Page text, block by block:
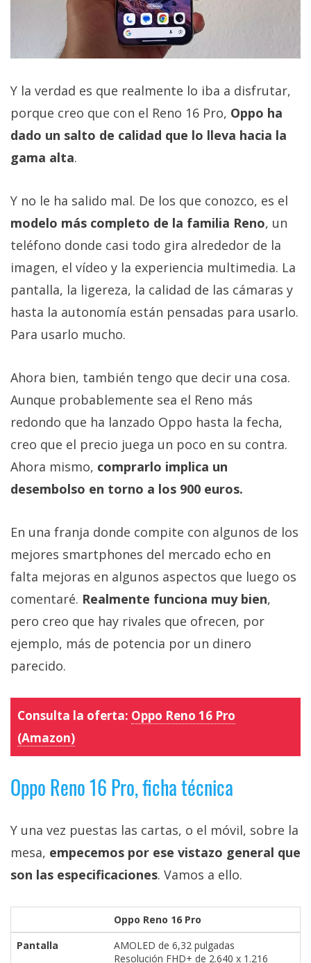
Y la verdad es que realmente lo iba a disfrutar,
porque creo que con el Reno 16 Pro, Oppo ha
dado un salto de calidad que lo lleva hacia la
gama alta.
Y no le ha salido mal. De los que conozco, es el
modelo más completo de la familia Reno, un
teléfono donde casi todo gira alrededor de la
imagen, el vídeo y la experiencia multimedia. La
pantalla, la ligereza, la calidad de las cámaras y
hasta la autonomía están pensadas para usarlo.
Para usarlo mucho.
Ahora bien, también tengo que decir una cosa.
Aunque probablemente sea el Reno más
redondo que ha lanzado Oppo hasta la fecha,
creo que el precio juega un poco en su contra.
Ahora mismo, comprarlo implica un
desembolso en torno a los 900 euros.
En una franja donde compite con algunos de los
mejores smartphones del mercado echo en
falta mejoras en algunos aspectos que luego os
comentaré. Realmente funciona muy bien,
pero creo que hay rivales que ofrecen, por
ejemplo, más de potencia por un dinero
parecido.
Consulta la oferta: Oppo Reno 16 Pro
(Amazon)
Oppo Reno 16 Pro, ficha técnica
Y una vez puestas las cartas, o el móvil, sobre la
mesa, empecemos por ese vistazo general que
son las especificaciones. Vamos a ello.
Oppo Reno 16 Pro
Pantalla
AMOLED de 6,32 pulgadas
Resolución FHD+ de 2.640 x 1.216